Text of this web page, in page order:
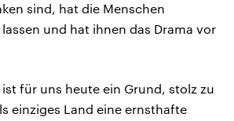
sind, hat die Menschen
und hat ihnen das Drama vor
für uns heute ein Grund, stolz zu
einziges Land eine ernsthafte